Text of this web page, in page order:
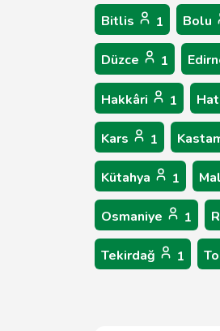
Bitlis 1 Bolu
Düzce 1
Hakkâri 1
Kars 1
Kütahya 1
Osmaniye 1
Tekirdağ 1